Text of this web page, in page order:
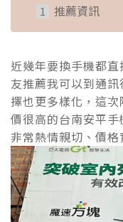
推薦資訊
近幾年要換手機都
友推薦我可以到通
擇也更多樣化，這
價很高的台南安平
非常熱情親切、價